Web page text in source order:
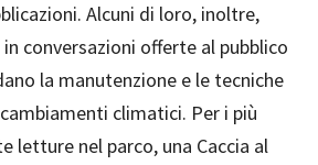
Alcuni di loro, inoltre,
conversazioni offerte al pubblico
la manutenzione e le tecniche
climatici. Per i più
letture nel parco, una Caccia al